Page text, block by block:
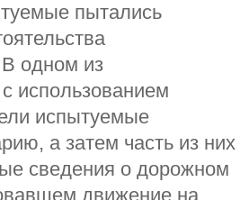
пытались
одном из
использованием
испытуемые
а затем часть из них
сведения о дорожном
движение на